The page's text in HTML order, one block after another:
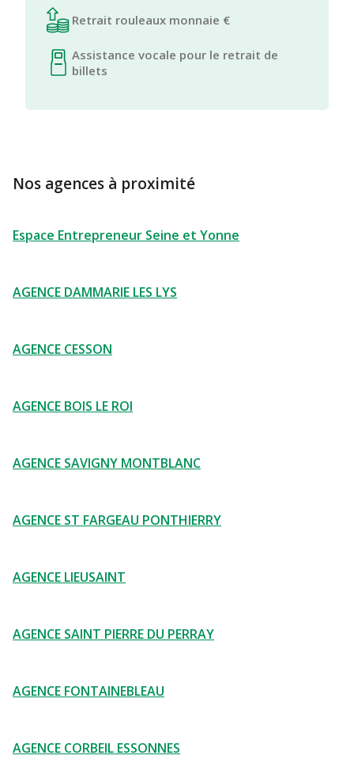
Retrait rouleaux monnaie €
Assistance vocale pour le retrait de
billets
Nos agences à proximité
Espace Entrepreneur Seine et Yonne
AGENCE DAMMARIE LES LYS
AGENCE CESSON
AGENCE BOIS LE ROI
AGENCE SAVIGNY MONTBLANC
AGENCE ST FARGEAU PONTHIERRY
AGENCE LIEUSAINT
AGENCE SAINT PIERRE DU PERRAY
AGENCE FONTAINEBLEAU
AGENCE CORBEIL ESSONNES